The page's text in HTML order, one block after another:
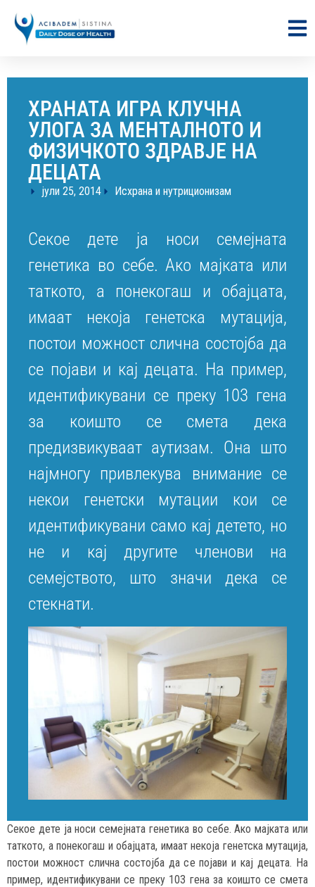
ХРАНАТА ИГРА КЛУЧНА
УЛОГА ЗА МЕНТАЛНОТО И
ФИЗИЧКОТО ЗДРАВЈЕ НА
ДЕЦАТА
јули 25, 2014 Исхрана и нутриционизам
Секое дете ја носи семејната
генетика во себе. Ако мајката или
таткото, а понекогаш и обајцата,
имаат некоја генетска мутација,
постои можност слична состојба да
се појави и кај децата. На пример,
идентификувани се преку 103 гена
за коишто се смета дека
предизвикуваат аутизам. Она што
најмногу привлекува внимание се
некои генетски мутации кои се
идентификувани само кај детето, но
не и кај другите членови на
семејството, што значи дека се
стекнати.
Секое дете ја носи семејната генетика во себе. Ако мајката или
таткото, а понекогаш и обајцата, имаат некоја генетска мутација,
постои можност слична состојба да се појави и кај децата. На
пример, идентификувани се преку 103 гена за коишто се смета